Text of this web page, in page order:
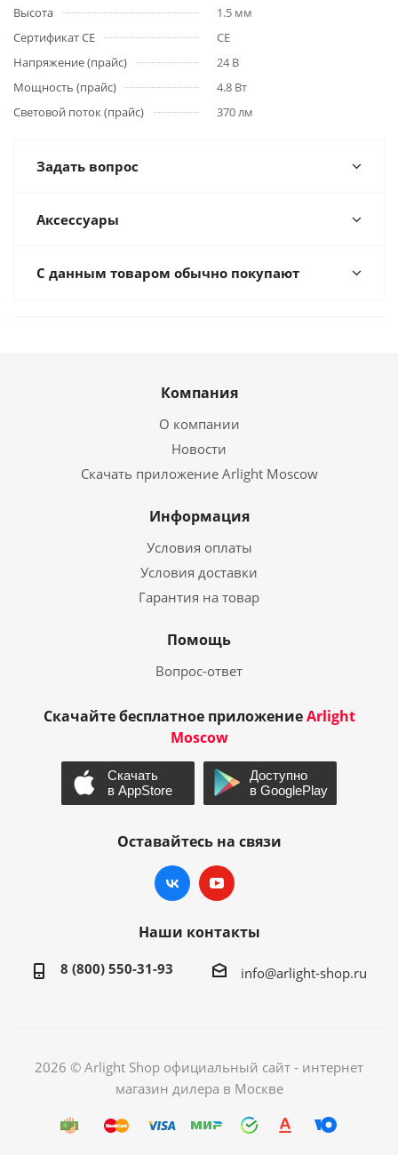
Высота
1.5 мм
Сертификат CE
CE
Напряжение (прайс)
24 В
Мощность (прайс)
4.8 Вт
Световой поток (прайс)
370 лм
Задать вопрос
Аксессуары
С данным товаром обычно покупают
Компания
О компании
Новости
Скачать приложение Arlight Moscow
Информация
Условия оплаты
Условия доставки
Гарантия на товар
Помощь
Вопрос-ответ
Скачайте бесплатное приложениеArlight
Moscow
Оставайтесь на связи
Наши контакты
8 (800) 550-31-93 info@arlight-shop.ru
2026 © Arlight Shop официальный сайт - интернет
магазин дилера в Москве